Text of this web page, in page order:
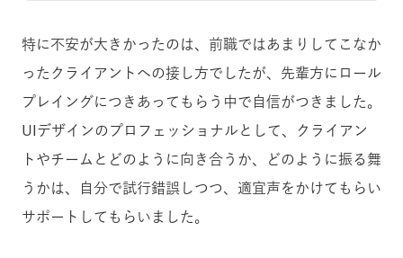
特に不安が大きかったのは、前職ではあまりしてこなか
ったクライアントへの接し方でしたが、先輩方にロール
プレイングにつきあってもらう中で自信がつきました。
UIデザインのプロフェッショナルとして、クライアン
トやチームとどのように向き合うか、どのように振る舞
うかは、自分で試行錯誤しつつ、適宜声をかけてもらい
サポートしてもらいました。